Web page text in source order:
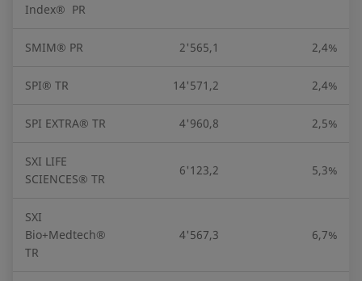
Index® PR
SMIM® PR 2'565,1 2,4%
SPI® TR 14'571,2 2,4%
SPI EXTRA® TR 4'960,8 2,5%
SXI LIFE
SCIENCES® TR
6'123,2 5,3%
SXI
Bio+Medtech®
TR
4'567,3 6,7%